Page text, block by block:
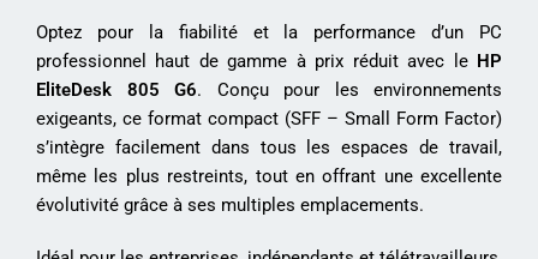
Optez pour la fiabilité et la performance d’un PC
professionnel haut de gamme à prix réduit avec le HP
EliteDesk 805 G6. Conçu pour les environnements
exigeants, ce format compact (SFF – Small Form Factor)
s’intègre facilement dans tous les espaces de travail,
même les plus restreints, tout en offrant une excellente
évolutivité grâce à ses multiples emplacements.